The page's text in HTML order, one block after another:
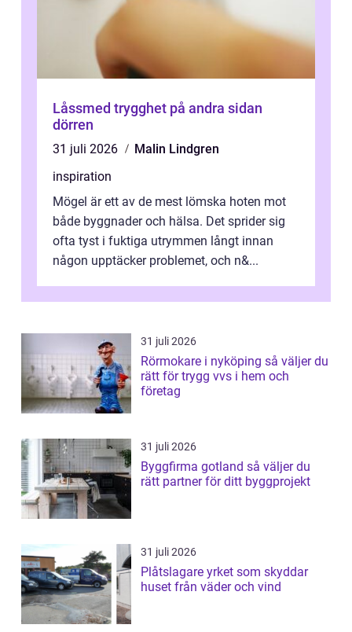
Låssmed trygghet på andra sidan
dörren
31 juli 2026
Malin Lindgren
inspiration
Mögel är ett av de mest lömska hoten mot
både byggnader och hälsa. Det sprider sig
ofta tyst i fuktiga utrymmen långt innan
någon upptäcker problemet, och n&...
31 juli 2026
Rörmokare i nyköping så väljer du
rätt för trygg vvs i hem och
företag
31 juli 2026
Byggfirma gotland så väljer du
rätt partner för ditt byggprojekt
31 juli 2026
Plåtslagare yrket som skyddar
huset från väder och vind